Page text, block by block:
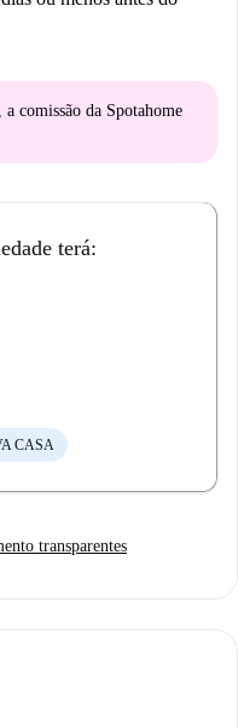
comissão da Spotahome
terá:
CASA
transparentes